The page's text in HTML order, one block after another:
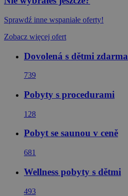
Sprawdź inne wspaniałe oferty!
Zobacz więcej ofert
Dovolená s dětmi zdarma
739
Pobyty s procedurami
128
Pobyt se saunou v ceně
681
Wellness pobyty s dětmi
493